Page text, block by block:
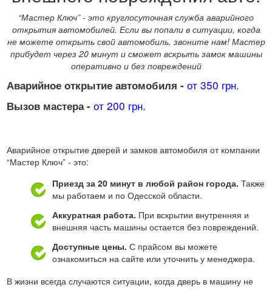
“Мастер Ключ” - это круглосуточная служба аварийного
открытия автомобилей. Если вы попали в ситуации, когда
не можете открыть свой автомобиль, звоните нам! Мастер
прибудет через 20 минут и сможет вскрыть замок машины
оперативно и без повреждений
Аварийное открытие автомобиля -от 350 грн.
Вызов мастера -от 200 грн.
Аварийное открытие дверей и замков автомобиля от компании
“Мастер Ключ” - это:
Приезд за 20 минут в любой район города. Также
мы работаем и по Одесской области.
Аккуратная работа. При вскрытии внутренняя и
внешняя часть машины остается без повреждений.
Доступные цены. С прайсом вы можете
ознакомиться на сайте или уточнить у менеджера.
В жизни всегда случаются ситуации, когда дверь в машину не